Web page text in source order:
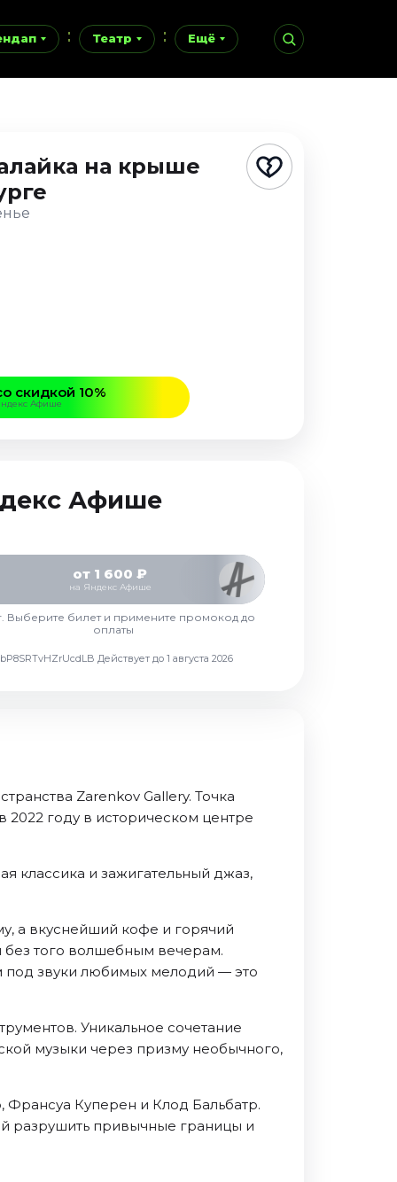
Театр Ещё
на крыше
скидкой 10%
Афише
Афише
от 1 600 ₽
на Яндекс Афише
Выберите билет и примените промокод до
оплаты
Действует до 1 августа 2026
Zarenkov Gallery. Точка
2022 году в историческом центре
классика и зажигательный джаз,
а вкуснейший кофе и горячий
без того волшебным вечерам.
под звуки любимых мелодий — это
Уникальное сочетание
музыки через призму необычного,
Франсуа Куперен и Клод Бальбатр.
разрушить привычные границы и